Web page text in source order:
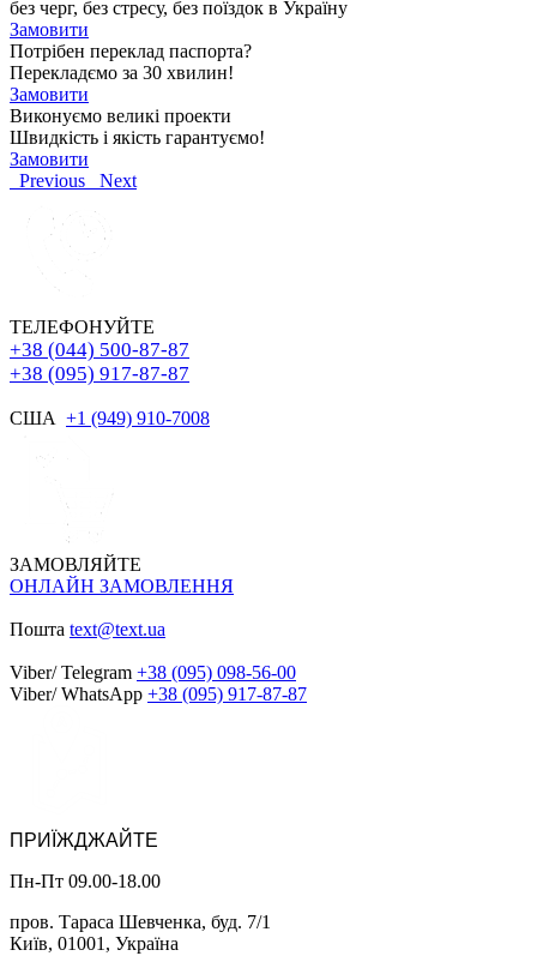
без черг, без стресу, без поїздок в Україну
Замовити
Потрібен переклад паспорта?
Перекладємо за 30 хвилин!
Замовити
Виконуємо великі проекти
Швидкість і якість гарантуємо!
Замовити
Previous
Next
ТЕЛЕФОНУЙТЕ
+38 (044) 500-87-87
+38 (095) 917-87-87
США +1 (949) 910-7008
ЗАМОВЛЯЙТЕ
ОНЛАЙН ЗАМОВЛЕННЯ
Пошта text@text.ua
Viber/ Telegram +38 (095) 098-56-00
Viber/ WhatsApp +38 (095) 917-87-87
ПРИЇЖДЖАЙТЕ
Пн-Пт 09.00-18.00
пров. Тараса Шевченка, буд. 7/1
Київ, 01001, Україна